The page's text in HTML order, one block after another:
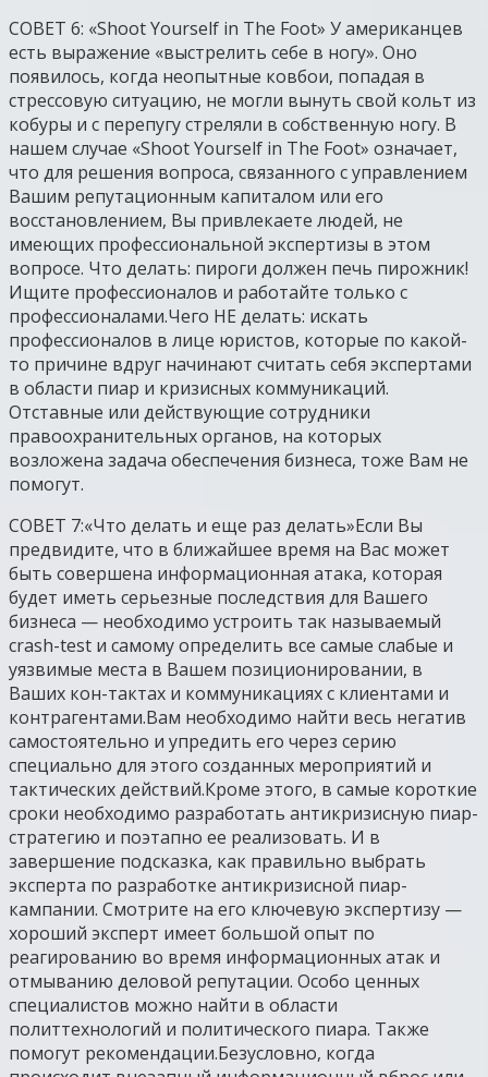
СОВЕТ 6: «Shoot Yourself in The Foot» У американцев
есть выражение «выстрелить себе в ногу». Оно
появилось, когда неопытные ковбои, попадая в
стрессовую ситуацию, не могли вынуть свой кольт из
кобуры и с перепугу стреляли в собственную ногу. В
нашем случае «Shoot Yourself in The Foot» означает,
что для решения вопроса, связанного с управлением
Вашим репутационным капиталом или его
восстановлением, Вы привлекаете людей, не
имеющих профессиональной экспертизы в этом
вопросе. Что делать: пироги должен печь пирожник!
Ищите профессионалов и работайте только с
профессионалами.Чего НЕ делать: искать
профессионалов в лице юристов, которые по какой-
то причине вдруг начинают считать себя экспертами
в области пиар и кризисных коммуникаций.
Отставные или действующие сотрудники
правоохранительных органов, на которых
возложена задача обеспечения бизнеса, тоже Вам не
помогут.
СОВЕТ 7:«Что делать и еще раз делать»Если Вы
предвидите, что в ближайшее время на Вас может
быть совершена информационная атака, которая
будет иметь серьезные последствия для Вашего
бизнеса — необходимо устроить так называемый
crash-test и самому определить все самые слабые и
уязвимые места в Вашем позиционировании, в
Ваших кон-тактах и коммуникациях с клиентами и
контрагентами.Вам необходимо найти весь негатив
самостоятельно и упредить его через серию
специально для этого созданных мероприятий и
тактических действий.Кроме этого, в самые короткие
сроки необходимо разработать антикризисную пиар-
стратегию и поэтапно ее реализовать. И в
завершение подсказка, как правильно выбрать
эксперта по разработке антикризисной пиар-
кампании. Смотрите на его ключевую экспертизу —
хороший эксперт имеет большой опыт по
реагированию во время информационных атак и
отмыванию деловой репутации. Особо ценных
специалистов можно найти в области
политтехнологий и политического пиара. Также
помогут рекомендации.Безусловно, когда